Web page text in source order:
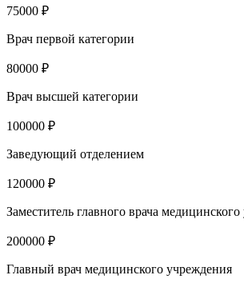
75000 ₽
Врач первой категории
80000 ₽
Врач высшей категории
100000 ₽
Заведующий отделением
120000 ₽
Заместитель главного врача
200000 ₽
Главный врач медицинского учреждения